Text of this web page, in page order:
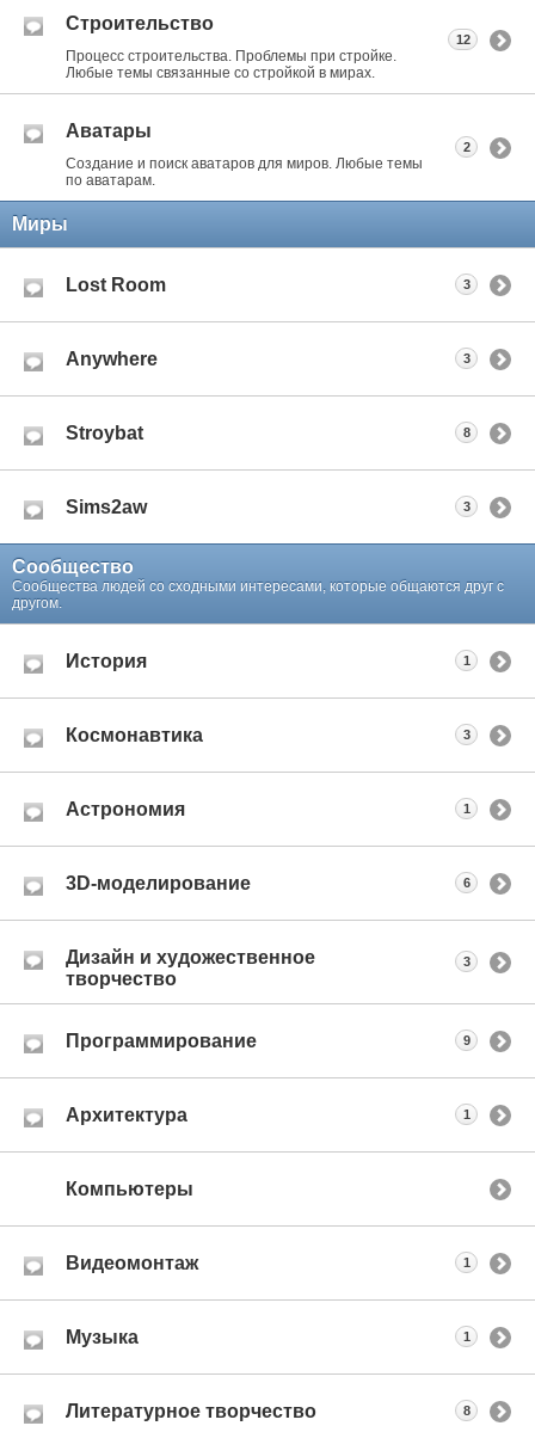
Строительство
Процесс строительства. Проблемы при стройке.
Любые темы связанные со стройкой в мирах.
12
Аватары
Создание и поиск аватаров для миров. Любые темы
по аватарам.
2
Миры
Lost Room 3
Anywhere 3
Stroybat 8
Sims2aw 3
Сообщество
Сообщества людей со сходными интересами, которые общаются друг с
другом.
История 1
Космонавтика 3
Астрономия 1
3D-моделирование 6
Дизайн и художественное
творчество
3
Программирование 9
Архитектура 1
Компьютеры
Видеомонтаж 1
Музыка 1
Литературное творчество 8